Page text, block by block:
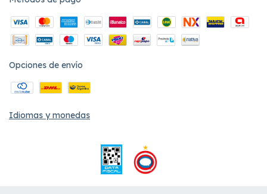
Opciones de envío
Idiomas y monedas